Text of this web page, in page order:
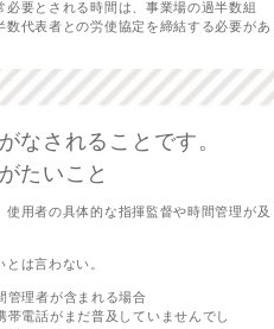
要とされる時間は、事業場の過半数組
代表者との労使協定を締結する必要があ
なされることです。
たいこと
用者の具体的な指揮監督や時間管理が及
は言わない。
管理者が含まれる場合
電話がまだ普及していませんでし